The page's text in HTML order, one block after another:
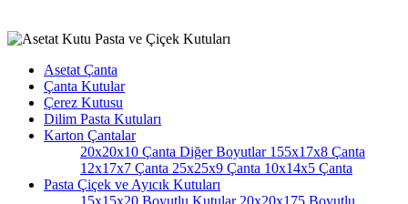
Asetat Çanta
Çanta Kutular
Çerez Kutusu
Dilim Pasta Kutuları
Karton Çantalar
20x20x10 Çanta Diğer Boyutlar155x17x8 Çanta
12x17x7 Çanta 25x25x9 Çanta 10x14x5 Çanta
Pasta Çiçek ve Ayıcık Kutuları
15x15x20 Boyutlu Kutular20x20x175 Boyutlu